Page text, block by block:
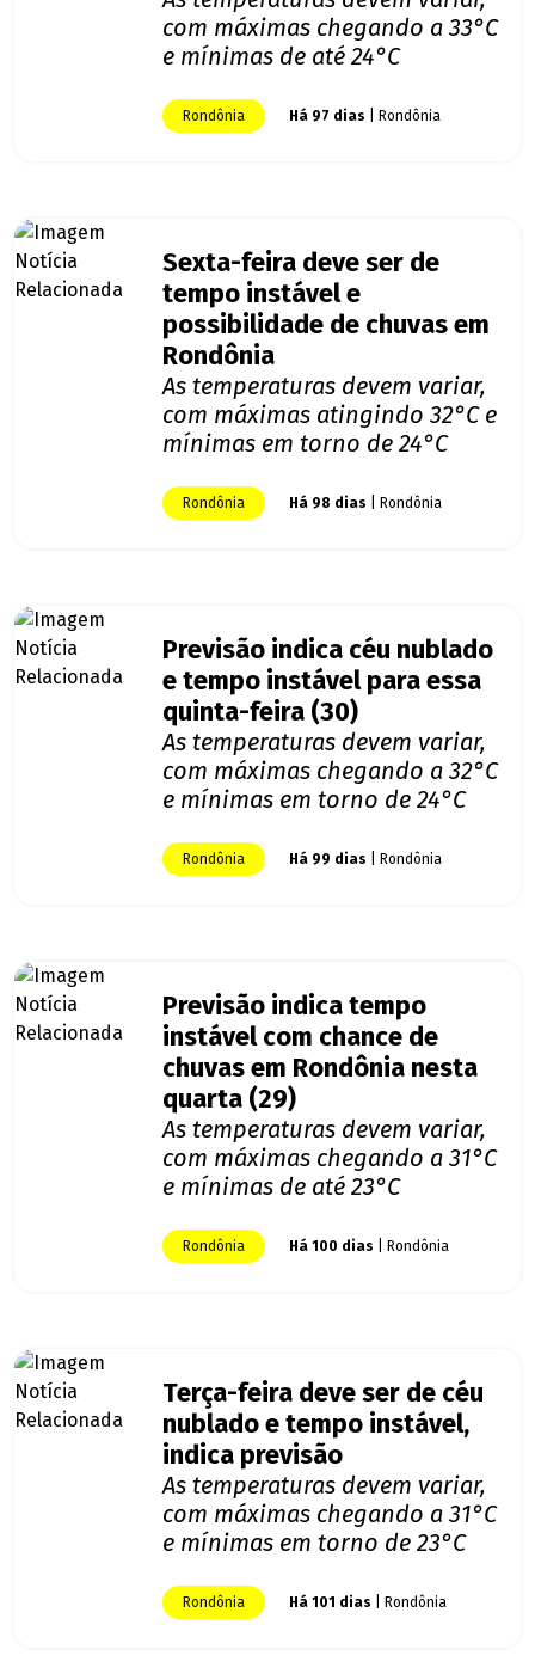
com máximas chegando a 33°C
e mínimas de até 24°C
Rondônia Há 97 dias | Rondônia
Sexta-feira deve ser de
tempo instável e
possibilidade de chuvas em
Rondônia
As temperaturas devem variar,
com máximas atingindo 32°C e
mínimas em torno de 24°C
Rondônia Há 98 dias | Rondônia
Previsão indica céu nublado
e tempo instável para essa
quinta-feira (30)
As temperaturas devem variar,
com máximas chegando a 32°C
e mínimas em torno de 24°C
Rondônia Há 99 dias | Rondônia
Previsão indica tempo
instável com chance de
chuvas em Rondônia nesta
quarta (29)
As temperaturas devem variar,
com máximas chegando a 31°C
e mínimas de até 23°C
Rondônia Há 100 dias | Rondônia
Terça-feira deve ser de céu
nublado e tempo instável,
indica previsão
As temperaturas devem variar,
com máximas chegando a 31°C
e mínimas em torno de 23°C
Rondônia Há 101 dias | Rondônia